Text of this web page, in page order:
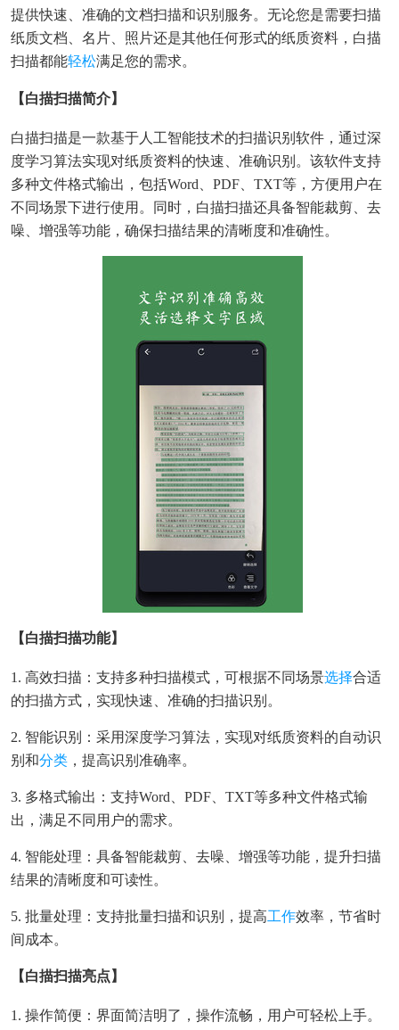
提供快速、准确的文档扫描和识别服务。无论您是需要扫描
纸质文档、名片、照片还是其他任何形式的纸质资料，白描
扫描都能轻松满足您的需求。
【白描扫描简介】
白描扫描是一款基于人工智能技术的扫描识别软件，通过深
度学习算法实现对纸质资料的快速、准确识别。该软件支持
多种文件格式输出，包括Word、PDF、TXT等，方便用户在
不同场景下进行使用。同时，白描扫描还具备智能裁剪、去
噪、增强等功能，确保扫描结果的清晰度和准确性。
【白描扫描功能】
1. 高效扫描：支持多种扫描模式，可根据不同场景选择合适
的扫描方式，实现快速、准确的扫描识别。
2. 智能识别：采用深度学习算法，实现对纸质资料的自动识
别和分类 ，提高识别准确率。
3. 多格式输出：支持Word、PDF、TXT等多种文件格式输
出，满足不同用户的需求。
4. 智能处理：具备智能裁剪、去噪、增强等功能，提升扫描
结果的清晰度和可读性。
5. 批量处理：支持批量扫描和识别，提高工作效率，节省时
间成本。
【白描扫描亮点】
1. 操作简便：界面简洁明了，操作流畅，用户可轻松上手。